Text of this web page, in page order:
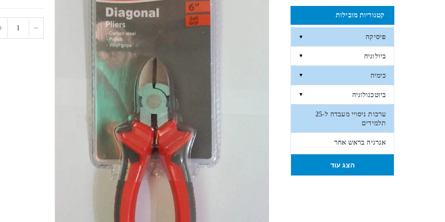
קטגוריות מובילות
פיסיקה ▼
ביולוגיה ▼
כימיה ▼
ביוטכנולוגיה ▼
ערכות ניסויי מעבדה ל-25
תלמידים
אנרגיה בראש אחר
הצג עוד